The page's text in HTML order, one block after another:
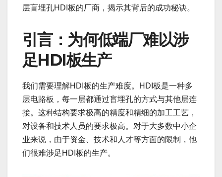
层盲埋孔HDI板的厂商，揭示其背后的成功秘诀。
引言：为何低端厂难以涉
足HDI板生产
我们需要理解HDI板的生产难度。HDI板是一种多
层电路板，每一层都通过盲埋孔的方式与其他层连
接。这种结构要求极高的精度和精细的加工工艺，
对设备和技术人员的要求极高。对于大多数中小企
业来说，由于资金、技术和人才等方面的限制，他
们很难涉足HDI板的生产。